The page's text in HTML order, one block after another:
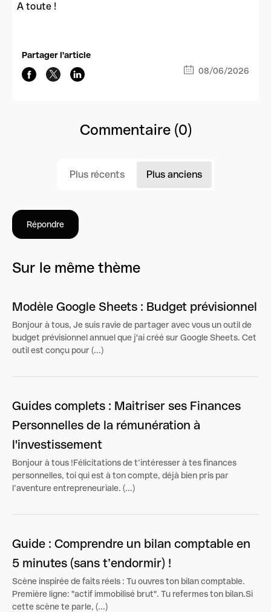
A toute !
Partager l'article
08/06/2026
Commentaire (0)
Plus récents Plus anciens
Répondre
Sur le même thème
Modèle Google Sheets : Budget prévisionnel
Bonjour à tous, Je suis ravie de partager avec vous un outil de
budget prévisionnel annuel que j'ai créé sur Google Sheets. Cet
outil est conçu pour (...)
Guides complets : Maitriser ses Finances
Personnelles de la rémunération à
l'investissement
Bonjour à tous !Félicitations de t’intéresser à tes finances
personnelles, toi qui est à ton compte, déjà bien pris par
l’aventure entrepreneuriale. (...)
Guide : Comprendre un bilan comptable en
5 minutes (sans t’endormir) !
Scène inspirée de faits réels : Tu ouvres ton bilan comptable.
Première ligne: "actif immobilisé brut". Tu refermes ton bilan.Si
cette scène te parle, (...)